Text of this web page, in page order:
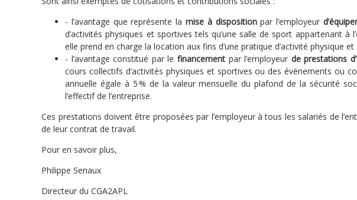
- l’avantage que représente lamise à dispositionpar l’employeur
d’activités physiques et sportives tels qu’une salle de sport appartenant
elle prend en charge la location aux fins d’une pratique d’activité physique et
- l’avantage constitué par lefinancement par l’employeur de prestations
cours collectifs d’activités physiques et sportives ou des événements ou
annuelle égale à 5 % de la valeur mensuelle du plafond de la sécurité
l’effectif de l’entreprise.
Ces prestations doivent être proposées par l’employeur àtous les salariés de
de leur contrat de travail.
Pour en savoir plus,
Philippe Senaux
Directeur du CGA2APL